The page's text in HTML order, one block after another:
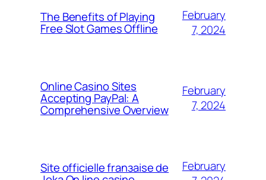
The Benefits of Playing
Free Slot Games Offline
February
7, 2024
Online Casino Sites
Accepting PayPal: A
Comprehensive Overview
February
7, 2024
Site officielle franзaise de
February